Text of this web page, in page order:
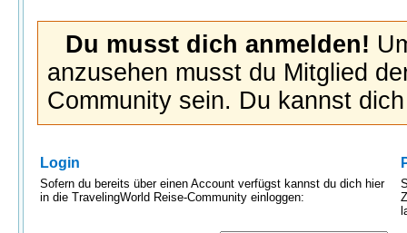
Du musst dich anmelden!
anzusehen musst du Mitglied
Community sein. Du kannst
Login
Sofern du bereits über einen Account verfügst kannst du dich hier
in die TravelingWorld Reise-Community einloggen: